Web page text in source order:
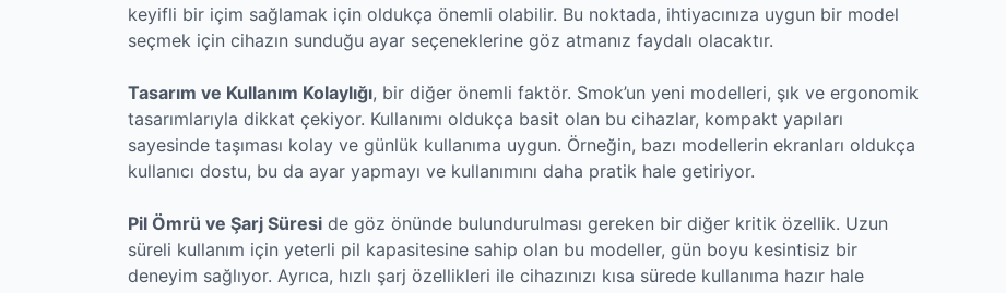
keyifli bir içim sağlamak için oldukça önemli olabilir. Bu noktada, ihtiyacınıza uygun bir model
seçmek için cihazın sunduğu ayar seçeneklerine göz atmanız faydalı olacaktır.
Tasarım ve Kullanım Kolaylığı, bir diğer önemli faktör. Smok’un yeni modelleri, şık ve ergonomik
tasarımlarıyla dikkat çekiyor. Kullanımı oldukça basit olan bu cihazlar, kompakt yapıları
sayesinde taşıması kolay ve günlük kullanıma uygun. Örneğin, bazı modellerin ekranları oldukça
kullanıcı dostu, bu da ayar yapmayı ve kullanımını daha pratik hale getiriyor.
Pil Ömrü ve Şarj Süresi de göz önünde bulundurulması gereken bir diğer kritik özellik. Uzun
süreli kullanım için yeterli pil kapasitesine sahip olan bu modeller, gün boyu kesintisiz bir
deneyim sağlıyor. Ayrıca, hızlı şarj özellikleri ile cihazınızı kısa sürede kullanıma hazır hale